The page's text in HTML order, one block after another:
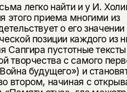
легко найти и у И.
этого приема многими из
о его
позиции каждого из
Сапгира пустотные тексты
творчества с самого
будущего») и
втором, начиная с